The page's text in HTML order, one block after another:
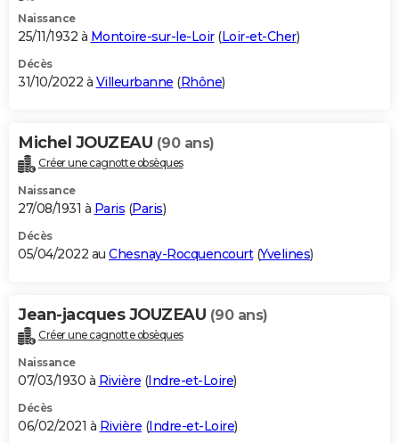
Naissance
25/11/1932 à Montoire-sur-le-Loir(Loir-et-Cher)
Décès
31/10/2022 à Villeurbanne (Rhône)
Michel JOUZEAU (90 ans)
Créer une cagnotte obsèques
Naissance
27/08/1931 à Paris (Paris)
Décès
05/04/2022 au Chesnay-Rocquencourt(Yvelines)
Jean-jacques JOUZEAU (90 ans)
Créer une cagnotte obsèques
Naissance
07/03/1930 à Rivière (Indre-et-Loire)
Décès
06/02/2021 à Rivière (Indre-et-Loire)